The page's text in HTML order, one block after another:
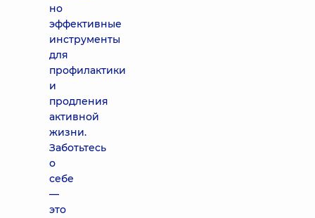
но
эффективные
инструменты
для
профилактики
и
продления
активной
жизни.
Заботьтесь
о
себе
—
это